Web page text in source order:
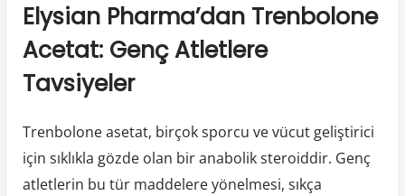
Elysian Pharma’dan Trenbolone
Acetat: Genç Atletlere
Tavsiyeler
Trenbolone asetat, birçok sporcu ve vücut geliştirici
için sıklıkla gözde olan bir anabolik steroiddir. Genç
atletlerin bu tür maddelere yönelmesi, sıkça